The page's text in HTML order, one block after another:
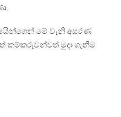
මේ වැනි අසරණ
කම්කරුවන්වත් මුදා ගැනීම